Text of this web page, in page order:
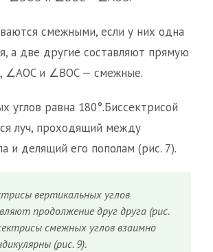
смежными, если у них одна
а две другие составляют прямую
∠AOC и ∠BOC — смежные.
углов равна 180°.Биссектрисой
луч, проходящий между
и делящий его пополам (рис. 7).
вертикальных углов
продолжение друг друга (рис.
смежных углов взаимно
(рис. 9).